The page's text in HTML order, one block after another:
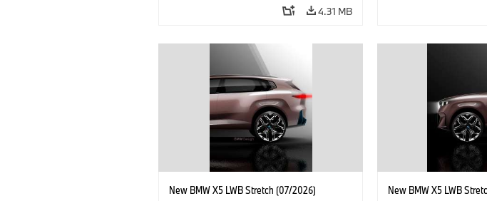
4.31 MB
New BMW X5 LWB Stretch (07/2026) New BMW X5 LWB